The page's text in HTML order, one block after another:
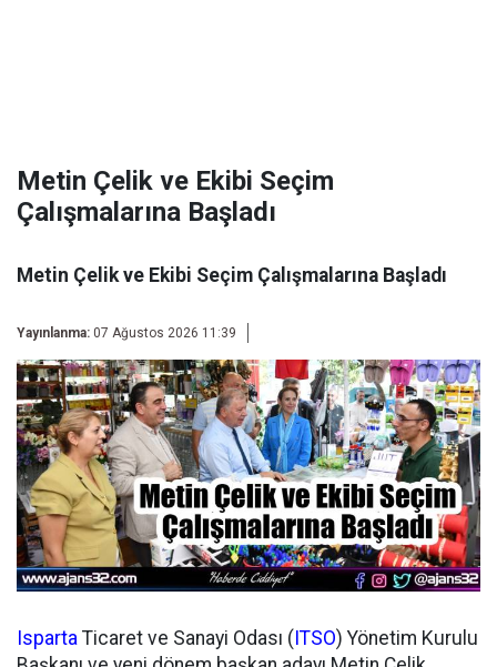
Metin Çelik ve Ekibi Seçim
Çalışmalarına Başladı
Metin Çelik ve Ekibi Seçim Çalışmalarına Başladı
Yayınlanma: 07 Ağustos 2026 11:39
Isparta Ticaret ve Sanayi Odası ( ITSO) Yönetim Kurulu